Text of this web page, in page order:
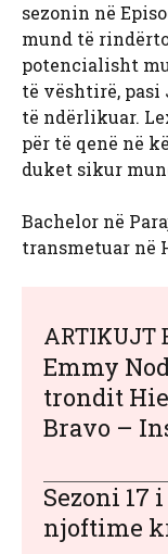
sezonin në
mund të
potencialisht
të vështirë, pasi
të ndërlikuar.
për të qenë në
duket sikur
Bachelor në
transmetuar në
ARTIKUJT
Emmy
trondit
Bravo –
Sezoni 17
njoftime